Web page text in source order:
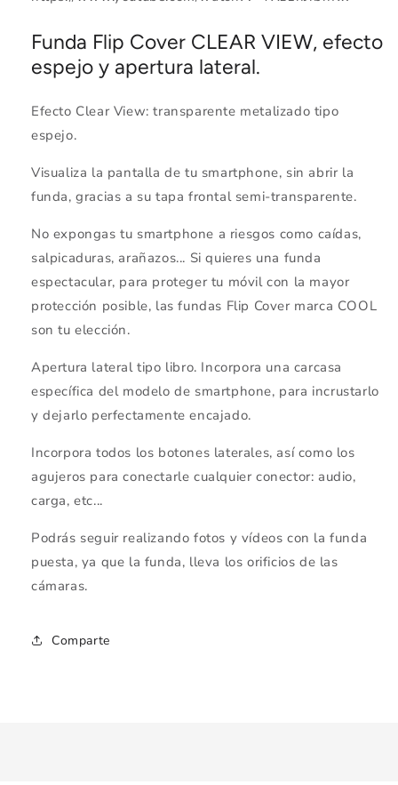
Funda Flip Cover CLEAR VIEW, efecto
espejo y apertura lateral.
Efecto Clear View: transparente metalizado tipo
espejo.
Visualiza la pantalla de tu smartphone, sin abrir la
funda, gracias a su tapa frontal semi-transparente.
No expongas tu smartphone a riesgos como caídas,
salpicaduras, arañazos... Si quieres una funda
espectacular, para proteger tu móvil con la mayor
protección posible, las fundas Flip Cover marca COOL
son tu elección.
Apertura lateral tipo libro. Incorpora una carcasa
específica del modelo de smartphone, para incrustarlo
y dejarlo perfectamente encajado.
Incorpora todos los botones laterales, así como los
agujeros para conectarle cualquier conector: audio,
carga, etc...
Podrás seguir realizando fotos y vídeos con la funda
puesta, ya que la funda, lleva los orificios de las
cámaras.
Comparte